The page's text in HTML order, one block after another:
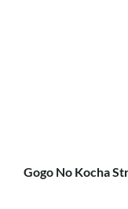
Gogo No Kocha